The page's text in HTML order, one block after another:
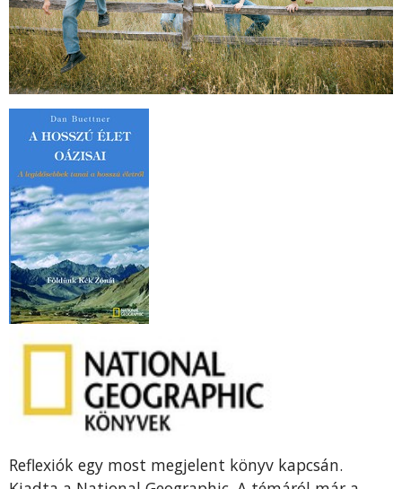
Reflexiók egy most megjelent könyv kapcsán.